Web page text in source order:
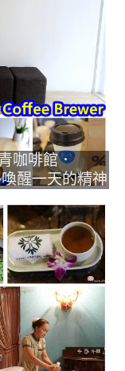
咖啡館．
醒一天的精神